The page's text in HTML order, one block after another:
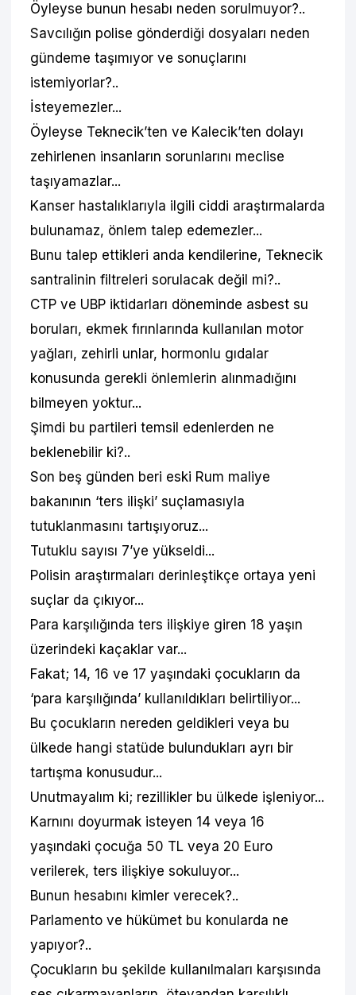
Öyleyse bunun hesabı neden sorulmuyor?..
Savcılığın polise gönderdiği dosyaları neden
gündeme taşımıyor ve sonuçlarını
istemiyorlar?..
İsteyemezler...
Öyleyse Teknecik’ten ve Kalecik’ten dolayı
zehirlenen insanların sorunlarını meclise
taşıyamazlar...
Kanser hastalıklarıyla ilgili ciddi araştırmalarda
bulunamaz, önlem talep edemezler...
Bunu talep ettikleri anda kendilerine, Teknecik
santralinin filtreleri sorulacak değil mi?..
CTP ve UBP iktidarları döneminde asbest su
boruları, ekmek fırınlarında kullanılan motor
yağları, zehirli unlar, hormonlu gıdalar
konusunda gerekli önlemlerin alınmadığını
bilmeyen yoktur...
Şimdi bu partileri temsil edenlerden ne
beklenebilir ki?..
Son beş günden beri eski Rum maliye
bakanının ‘ters ilişki’ suçlamasıyla
tutuklanmasını tartışıyoruz...
Tutuklu sayısı 7’ye yükseldi...
Polisin araştırmaları derinleştikçe ortaya yeni
suçlar da çıkıyor...
Para karşılığında ters ilişkiye giren 18 yaşın
üzerindeki kaçaklar var...
Fakat; 14, 16 ve 17 yaşındaki çocukların da
‘para karşılığında’ kullanıldıkları belirtiliyor...
Bu çocukların nereden geldikleri veya bu
ülkede hangi statüde bulundukları ayrı bir
tartışma konusudur...
Unutmayalım ki; rezillikler bu ülkede işleniyor...
Karnını doyurmak isteyen 14 veya 16
yaşındaki çocuğa 50 TL veya 20 Euro
verilerek, ters ilişkiye sokuluyor...
Bunun hesabını kimler verecek?..
Parlamento ve hükümet bu konularda ne
yapıyor?..
Çocukların bu şekilde kullanılmaları karşısında